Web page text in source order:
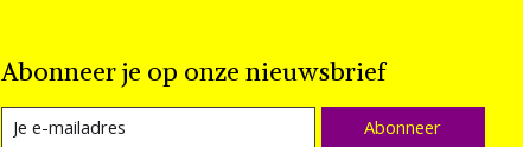
Abonneer je op onze nieuwsbrief
Abonneer